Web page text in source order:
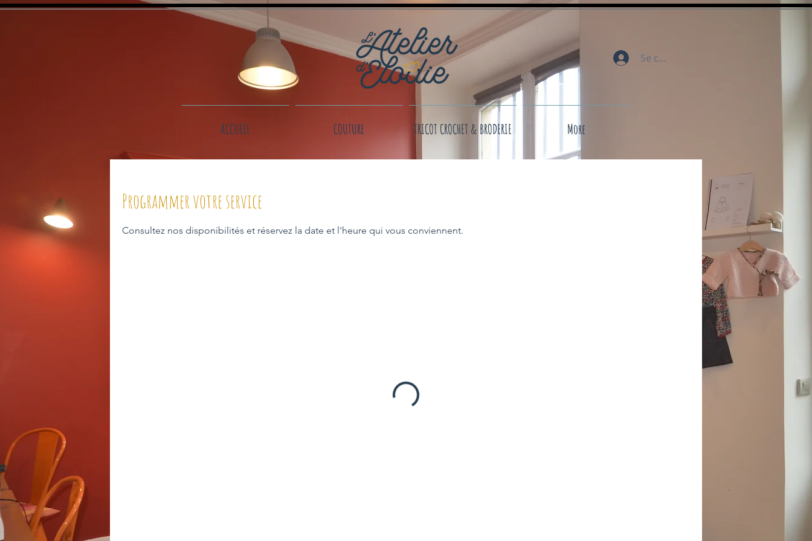
Se connecter
ACCUEIL COUTURE TRICOT CROCHET & BRODERIE More
Programmer votre service
Consultez nos disponibilités et réservez la date et l'heure qui vous conviennent.